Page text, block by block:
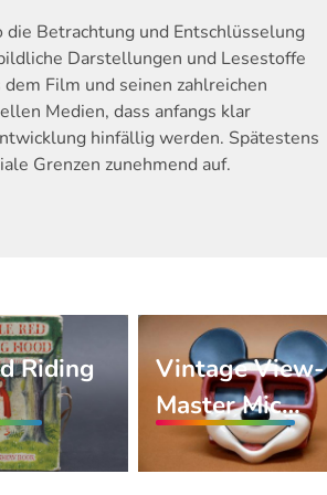
Betrachtung und Entschlüsselung
Darstellungen und Lesestoffe
Film und seinen zahlreichen
Medien, dass anfangs klar
hinfällig werden. Spätestens
Grenzen zunehmend auf.
Riding
Vintage View-
Master Mic…